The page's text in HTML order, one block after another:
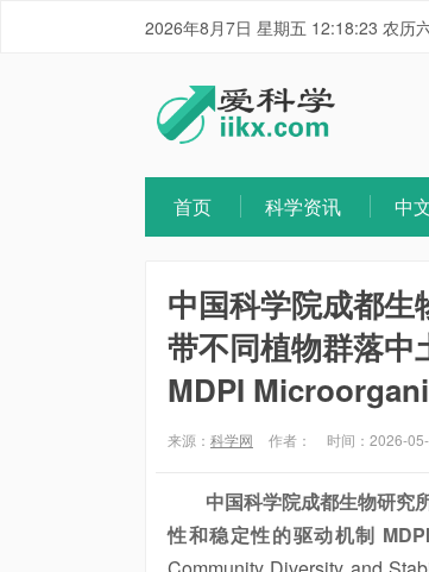
2026年8月7日 星期五 12:18:23 农历
首页 科学资讯 中
中国科学院成都
带不同植物群落中
MDPI
来源： 科学网 作者： 时间：2026-
中国科学院成都生物研究
性和稳定性的驱动机制